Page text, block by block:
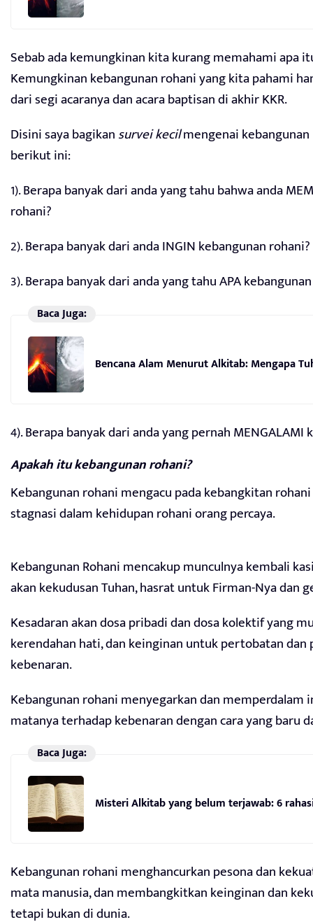
Sebab ada kemungkinan kita kurang memahami apa
Kemungkinan kebangunan rohani yang kita pahami
dari segi acaranya dan acara baptisan di akhir KKR.
Disini saya bagikansurvei kecilmengenai kebangunan
berikut ini:
1). Berapa banyak dari anda yang tahu bahwa anda
rohani?
2). Berapa banyak dari anda INGIN kebangunan rohani?
3). Berapa banyak dari anda yang tahu APA
Baca Juga:
Bencana Alam Menurut Alkitab: Mengapa
4). Berapa banyak dari anda yang pernah
Apakah itu kebangunan rohani?
Kebangunan rohani mengacu pada kebangkitan
stagnasi dalam kehidupan rohani orang percaya.
Kebangunan Rohani mencakup munculnya kembali
akan kekudusan Tuhan, hasrat untuk Firman-Nya dan
Kesadaran akan dosa pribadi dan dosa kolektif yang
kerendahan hati, dan keinginan untuk pertobatan
kebenaran.
Kebangunan rohani menyegarkan dan memperdalam
matanya terhadap kebenaran dengan cara yang baru
Baca Juga:
Misteri Alkitab yang belum terjawab: 6
Kebangunan rohani menghancurkan pesona dan
mata manusia, dan membangkitkan keinginan dan
tetapi bukan di dunia.